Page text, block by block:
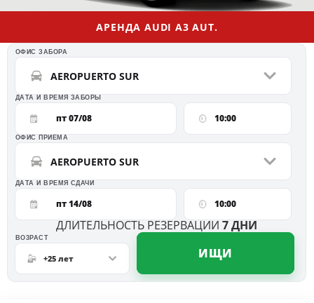
AРЕНДА AUDI A3 AUT.
ОФИС ЗАБОРА
AEROPUERTO SUR
ДАТА И ВРЕМЯ ЗАБОРЫ
пт 07/08 10:00
ДЛИТЕЛЬНОСТЬ РЕЗЕРВАЦИИ 7ДНИ
ОФИС ПРИЕМА
AEROPUERTO SUR
ДАТА И ВРЕМЯ СДАЧИ
пт 14/08 10:00
ВO3PACT
+25 лет ИЩИ